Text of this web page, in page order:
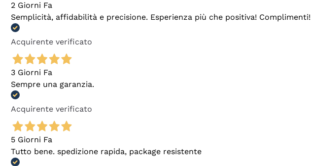
2 Giorni Fa
Semplicità, affidabilità e precisione. Esperienza più che positiva! Complimenti!
Acquirente verificato
3 Giorni Fa
Sempre una garanzia.
Acquirente verificato
5 Giorni Fa
Tutto bene. spedizione rapida, package resistente